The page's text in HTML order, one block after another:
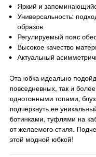
Яркий и
Универсальность:
образов
Регулируемый пояс
Высокое качество
Актуальный
Эта юбка идеально
повседневных, так и
однотонными топами,
подчеркнуть ее
ботинками, туфлями на
от желаемого стиля.
этой модной юбкой!